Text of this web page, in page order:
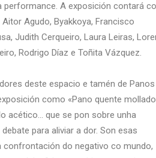
A exposición contará
Agudo, Byakkoya, Francisco
Judith Cerqueiro, Laura Leiras,
Rodrigo Díaz e Toñita Vázquez.
deste espacio e tamén de Panos
como «Pano quente mollado
acético… que se pon sobre unha
para aliviar a dor. Son esas
confrontación do negativo co mundo,